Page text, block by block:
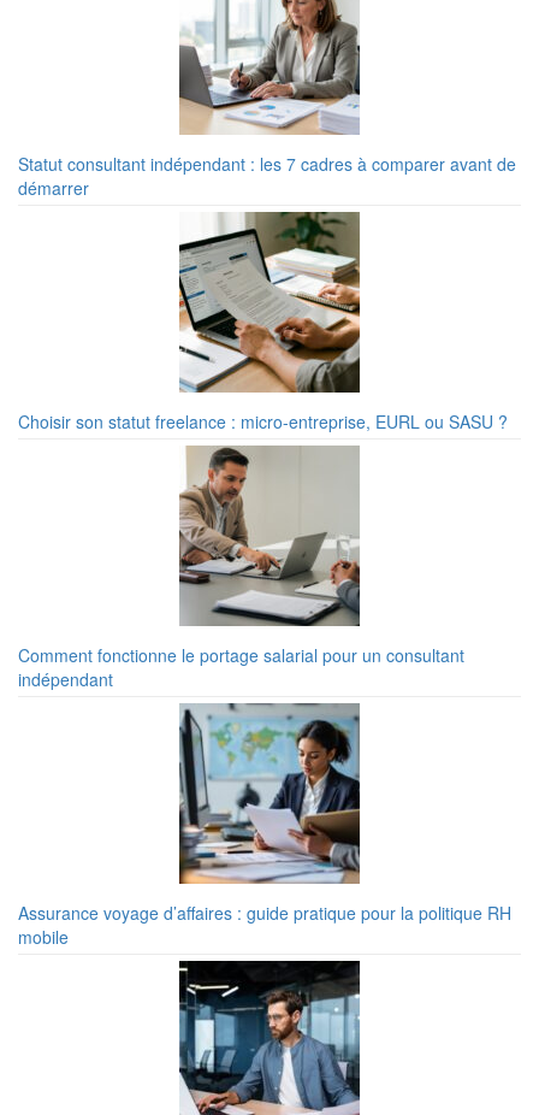
Statut consultant indépendant : les 7 cadres à comparer avant de
démarrer
Choisir son statut freelance : micro-entreprise, EURL ou SASU ?
Comment fonctionne le portage salarial pour un consultant
indépendant
Assurance voyage d’affaires : guide pratique pour la politique RH
mobile